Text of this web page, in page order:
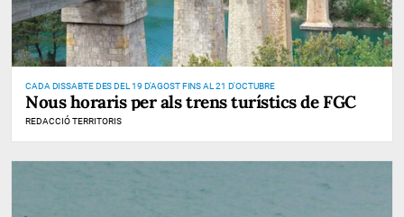
CADA DISSABTE DES DEL 19 D'AGOST FINS AL 21 D'OCTUBRE
Nous horaris per als trens turístics de FGC
REDACCIÓ TERRITORIS